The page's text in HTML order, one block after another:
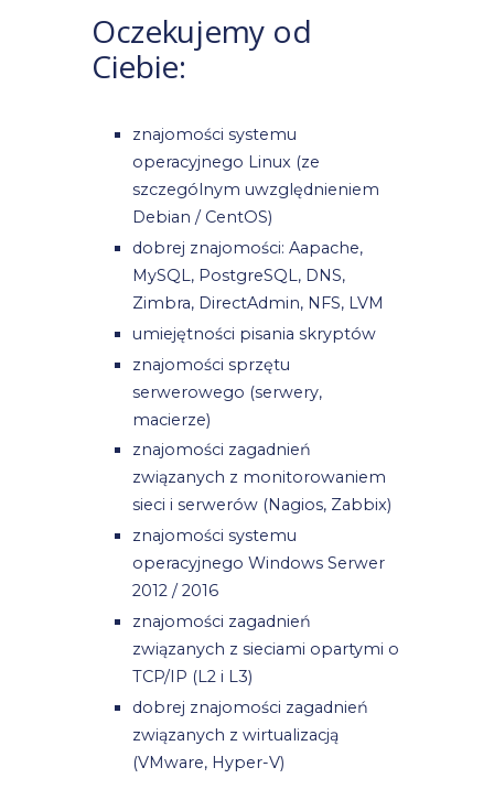
Oczekujemy od
Ciebie:
znajomości systemu
operacyjnego Linux (ze
szczególnym uwzględnieniem
Debian / CentOS)
dobrej znajomości: Aapache,
MySQL, PostgreSQL, DNS,
Zimbra, DirectAdmin, NFS, LVM
umiejętności pisania skryptów
znajomości sprzętu
serwerowego (serwery,
macierze)
znajomości zagadnień
związanych z monitorowaniem
sieci i serwerów (Nagios, Zabbix)
znajomości systemu
operacyjnego Windows Serwer
2012 / 2016
znajomości zagadnień
związanych z sieciami opartymi o
TCP/IP (L2 i L3)
dobrej znajomości zagadnień
związanych z wirtualizacją
(VMware, Hyper-V)